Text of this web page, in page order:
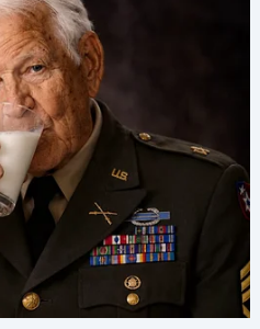
преодолеть, что
явление, но в
Я слишком долго
была такова: я
на той свадьбе. В ночь,
сломалось, что-то, что
заново. Борис был
едва мог ходить, не
связно говорить. Я
после свадьбы,